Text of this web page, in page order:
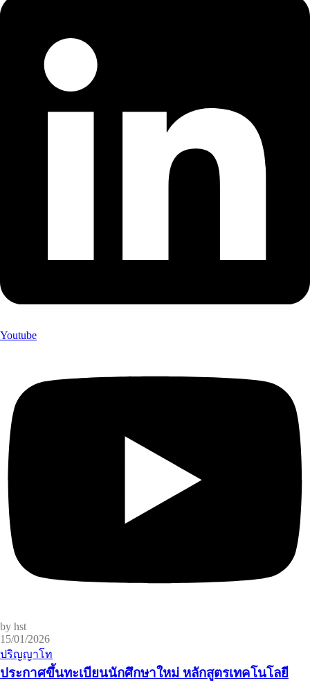
Youtube
by hst
15/01/2026
ปริญญาโท
ประกาศขึ้นทะเบียนนักศึกษาใหม่ หลักสูตรเทคโนโลยี